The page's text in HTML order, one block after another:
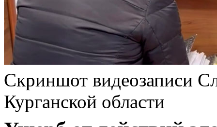
Скриншот видеозаписи
Курганской области